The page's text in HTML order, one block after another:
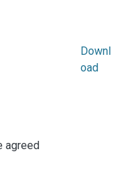
agreed
Downl
oad